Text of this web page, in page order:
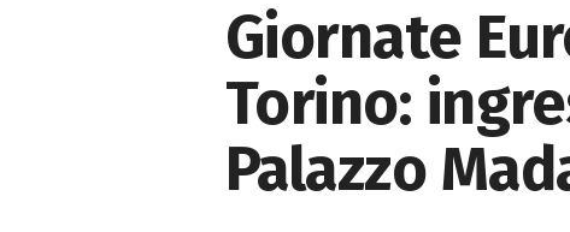
Giornate
Torino:
Palazzo